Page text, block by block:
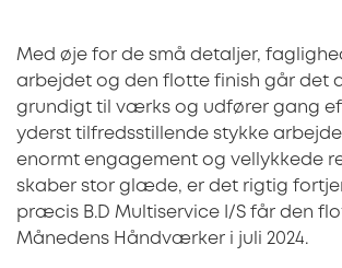
Med øje for de små detaljer,
arbejdet og den flotte finish går det
grundigt til værks og udfører gang
yderst tilfredsstillende stykke
enormt engagement og vellykkede
skaber stor glæde, er det rigtig
præcis B.D Multiservice I/S får den
Månedens Håndværker i juli 2024.